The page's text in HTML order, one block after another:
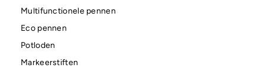
Multifunctionele pennen
Eco pennen
Potloden
Markeerstiften